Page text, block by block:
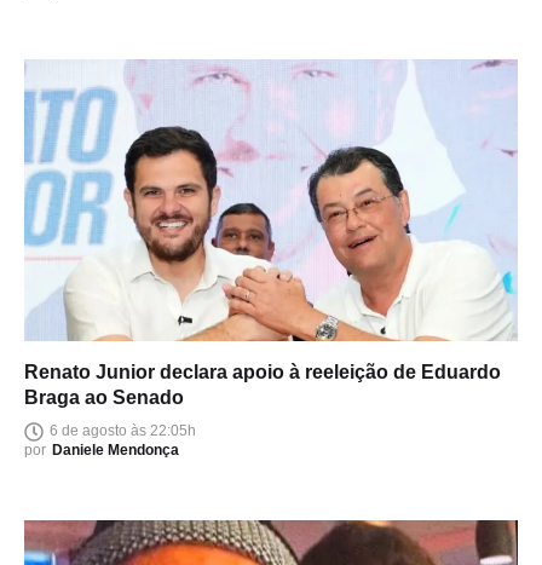
Renato Junior declara apoio à reeleição de Eduardo
Braga ao Senado
6 de agosto às 22:05h
por Daniele Mendonça